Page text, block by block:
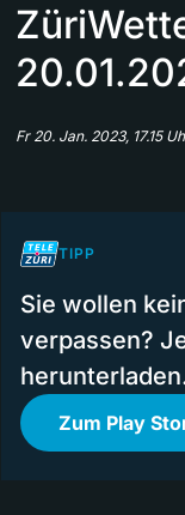
Fr 20. Jan. 2023, 17.15
TIPP
Sie wollen
verpassen?
Zum Play